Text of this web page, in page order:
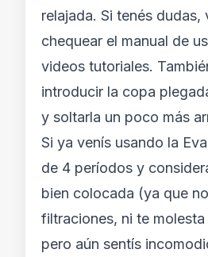
relajada. Si tenés dudas,
chequear el manual de
videos tutoriales.
introducir la copa
y soltarla un poco más
Si ya venís usando la
de 4 períodos y
bien colocada (ya que
filtraciones, ni te
pero aún sentís